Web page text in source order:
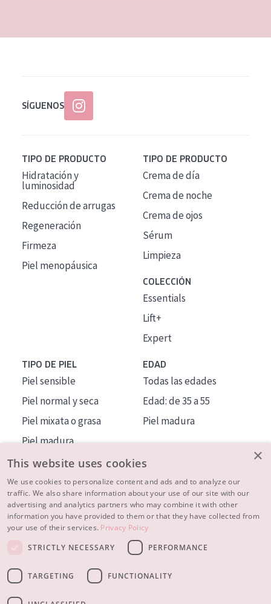
SÍGUENOS
TIPO DE PRODUCTO
Hidratación y
luminosidad
Reducción de arrugas
Regeneración
Firmeza
Piel menopáusica
TIPO DE PRODUCTO
Crema de día
Crema de noche
Crema de ojos
Sérum
Limpieza
COLECCIÓN
Essentials
Lift+
Expert
TIPO DE PIEL
Piel sensible
Piel normal y seca
Piel mixata o grasa
Piel madura
Piel expuesta al sol
Piel menopáusica
EDAD
Todas las edades
Edad: de 35 a 55
Piel madura
MÁS SOBRE NOSOTROS
INSPIRACIÓN
CONTACTO
© 2023 - 2026 Diadermine
×
This website uses cookies
We use cookies to personalize content and ads and to analyze our
traffic. We also share information about your use of our site with our
advertising and analytics partners who may combine it with other
information you have provided to them or that they have collected from
your use of their services. Privacy Policy
STRICTLY NECESSARY
PERFORMANCE
TARGETING FUNCTIONALITY